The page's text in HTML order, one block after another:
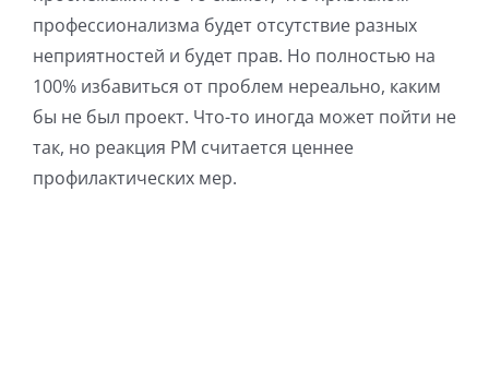
профессионализма будет отсутствие разных
неприятностей и будет прав. Но полностью на
100% избавиться от проблем нереально, каким
бы не был проект. Что-то иногда может пойти не
так, но реакция РМ считается ценнее
профилактических мер.